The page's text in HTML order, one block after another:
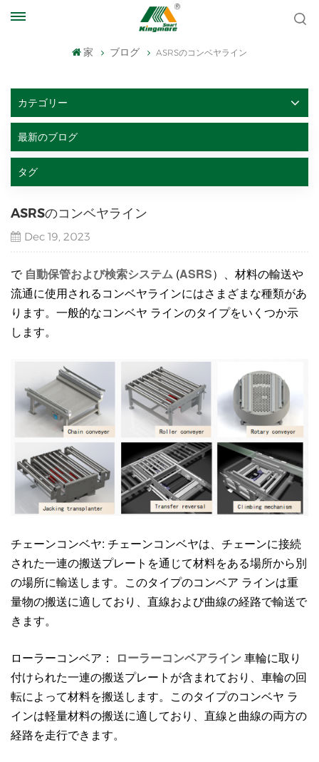
家 ブログ ASRSのコンベヤライン
カテゴリー
最新のブログ
タグ
ASRSのコンベヤライン
Dec 19, 2023
で 自動保管および検索システム (ASRS）、材料の輸送や
流通に使用されるコンベヤラインにはさまざまな種類があ
ります。一般的なコンベヤ ラインのタイプをいくつか示
します。
チェーンコンベヤ: チェーンコンベヤは、チェーンに接続
された一連の搬送プレートを通じて材料をある場所から別
の場所に輸送します。このタイプのコンベア ラインは重
量物の搬送に適しており、直線および曲線の経路で輸送で
きます。
ローラーコンベア： ローラーコンベアライン車輪に取り
付けられた一連の搬送プレートが含まれており、車輪の回
転によって材料を搬送します。このタイプのコンベヤ ラ
インは軽量材料の搬送に適しており、直線と曲線の両方の
経路を走行できます。